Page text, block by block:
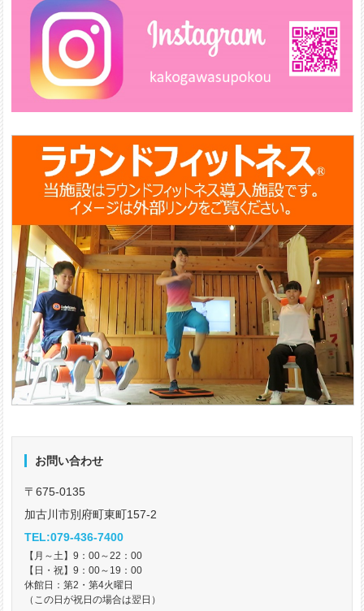
お問い合わせ
〒675-0135
加古川市別府町東町157-2
TEL:079-436-7400
【月～土】9：00～22：00
【日・祝】9：00～19：00
休館日：第2・第4火曜日
（この日が祝日の場合は翌日）